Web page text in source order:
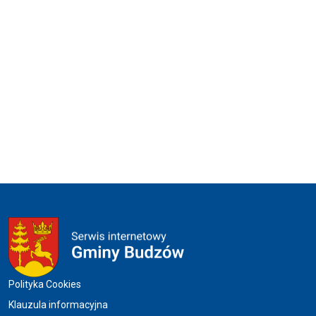
Menu w stopce
Polityka Cookies
Klauzula informacyjna